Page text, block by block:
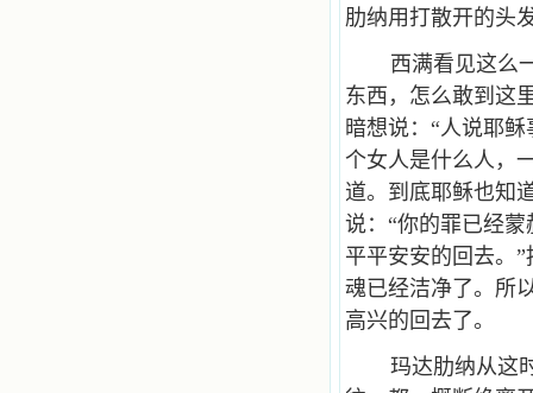
肋纳用打散开的头
西满看见这么
东西，怎么敢到这
暗想说：“人说耶
个女人是什么人，
道。到底耶稣也知
说：“你的罪已经
平平安安的回去。
魂已经洁净了。所
高兴的回去了。
玛达肋纳从这